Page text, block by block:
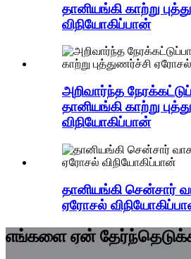
தானியங்கி காற்று
விநியோகிப்பான்
அறிவார்ந்த
தானியங்கி காற்று
விநியோகிப்பான்
தானியங்கி சென்சார்
ஏரோசல்
எங்களை ஏன்